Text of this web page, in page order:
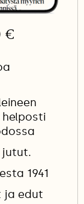
€
jutut.
1941
ja edut